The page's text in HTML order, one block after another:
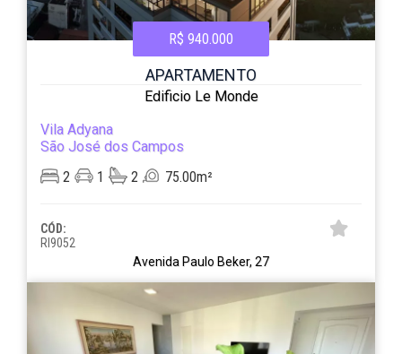
R$ 940.000
APARTAMENTO
Edificio Le Monde
Vila Adyana
São José dos Campos
2
1 2 75.00m²
CÓD:
RI9052
Avenida Paulo Beker, 27